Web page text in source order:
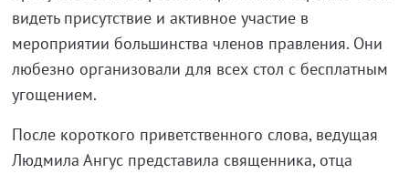
видеть присутствие и активное участие в
мероприятии большинства членов правления. Они
любезно организовали для всех стол с бесплатным
угощением.
После короткого приветственного слова, ведущая
Людмила Ангус представила священника, отца